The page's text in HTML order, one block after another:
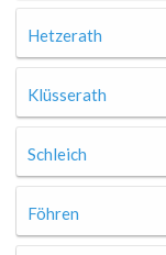
Hetzerath
Klüsserath
Schleich
Föhren